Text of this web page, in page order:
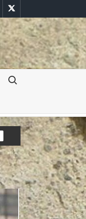
Twitter
Buscar:
durante paro
durante paro